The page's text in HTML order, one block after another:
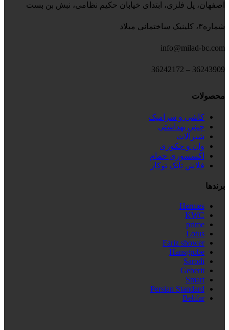
اصفهان، پل فلزی، ابتدای خیابان حکیم نظامی، نبش بن بست
شماره۳، کلینیک ساختمانی میلاد
info@milad-bc.com
36243909 – 36242172
محصولات
کاشی و سرامیک
چینی بهداشتی
شیرآلات
وان و جکوزی
اکسسوری حمام
فلاش تانک توکار
برندها
Hermes
KWC
prime
Lotus
Fariz shower
Hansgrobe
Sarodi
Geberit
Smart
Persian Standard
Behfar